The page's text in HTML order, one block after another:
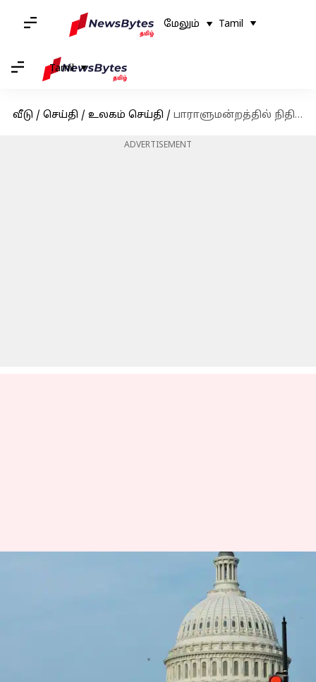
மேலும் Tamil
Tamil
வீடு / செய்தி / உலகம் செய்தி / பாராளுமன்றத்தில் நிதி மசோதா தோல்வி; அமெரிக்க அரசு முடங்கும் அபாயம்
ADVERTISEMENT
பாராளுமன்றத்தில் நிதி
மசோதா தோல்வி;
அமெரிக்க அரசு முடங்கும்
Sep 19, 2024 10:46 am